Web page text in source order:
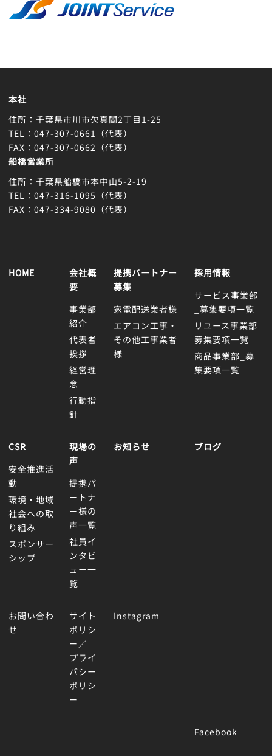
本社
住所：千葉県市川市欠真間2丁目1-25
TEL：047-307-0661（代表）
FAX：047-307-0662（代表）
船橋営業所
住所：千葉県船橋市本中山5-2-19
TEL：047-316-1095（代表）
FAX：047-334-9080（代表）
HOME
会社概
要
事業部
紹介
代表者
挨拶
経営理
念
行動指
針
提携パートナー
募集
家電配送業者様
エアコン工事・
その他工事業者
様
採用情報
サービス事業部
_募集要項一覧
リユース事業部_
募集要項一覧
商品事業部_募
集要項一覧
CSR
安全推進活
動
環境・地域
社会への取
り組み
スポンサー
シップ
現場の
声
提携パ
ートナ
ー様の
声一覧
社員イ
ンタビ
ュー一
覧
お知らせ ブログ
お問い合わ
せ
サイト
ポリシ
ー／
プライ
バシー
ポリシ
ー
Instagram
Facebook